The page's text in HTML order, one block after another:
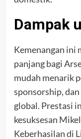
Dampak
Kemenangan ini
panjang bagi
mudah menarik
sponsorship,
global. Prestasi
kesuksesan
Keberhasilan di